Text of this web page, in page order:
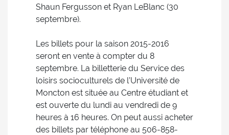
Shaun Fergusson et Ryan LeBlanc (30
septembre).
Les billets pour la saison 2015-2016
seront en vente à compter du 8
septembre. La billetterie du Service des
loisirs socioculturels de l’Université de
Moncton est située au Centre étudiant et
est ouverte du lundi au vendredi de 9
heures à 16 heures. On peut aussi acheter
des billets par téléphone au 506-858-